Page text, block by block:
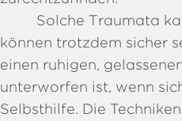
Solche Traumata
können trotzdem sicher
einen ruhigen,
unterworfen ist, wenn
Selbsthilfe. Die